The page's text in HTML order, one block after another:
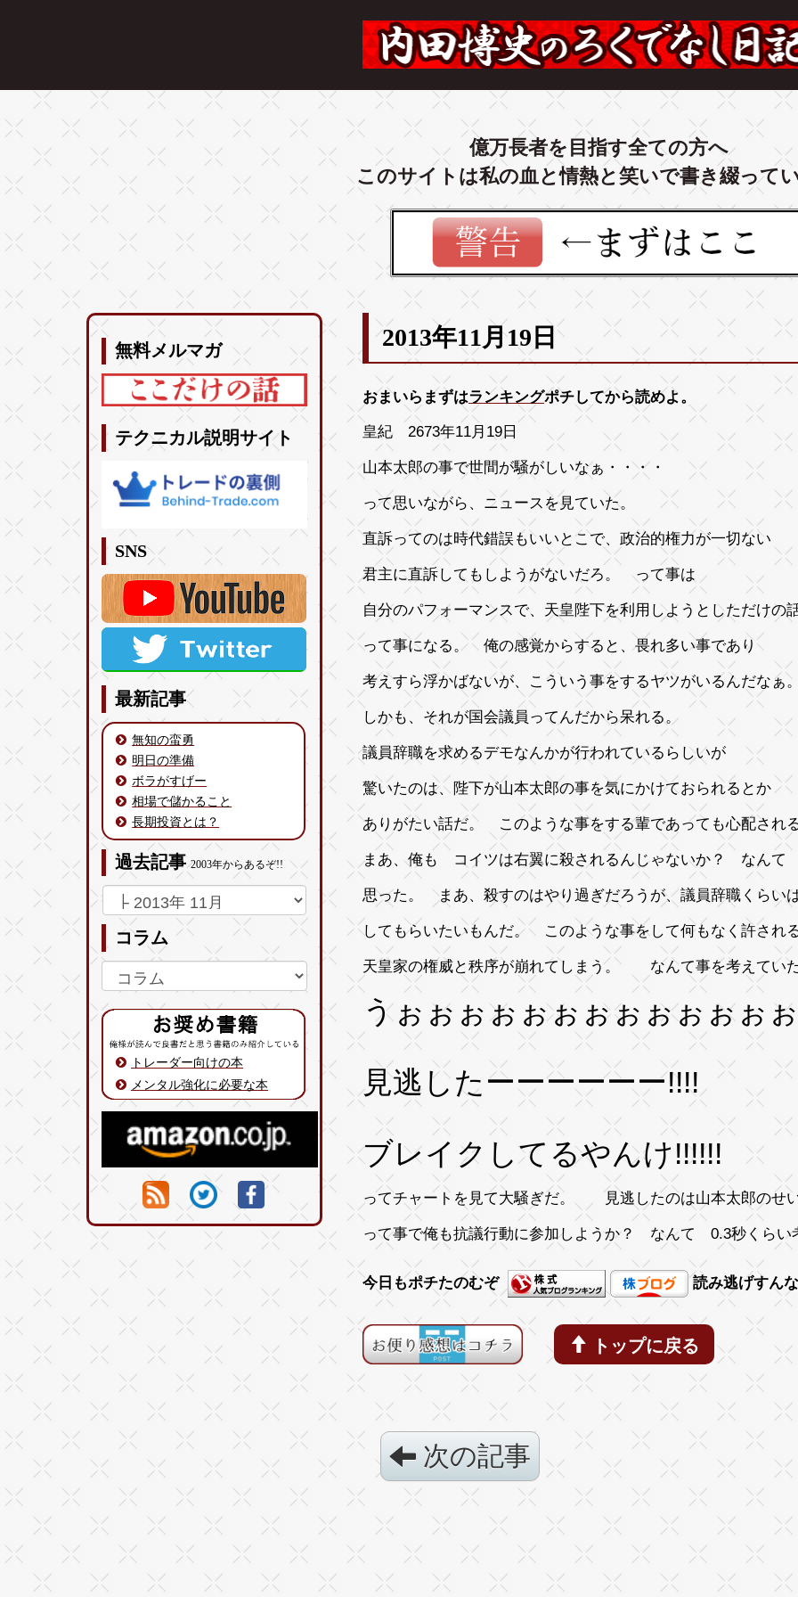
億万長者を目指す全ての方へ
このサイトは私の血と情熱と笑いで書き綴って
無料メルマガ
テクニカル説明サイト
SNS
最新記事
無知の蛮勇
明日の準備
ボラがすげー
相場で儲かること
長期投資とは？
過去記事2003年からあるぞ!!
コラム
トレーダー向けの本
メンタル強化に必要な本
2013年11月19日
おまいらまずはランキングポチしてから読めよ。
皇紀 2673年11月19日
山本太郎の事で世間が騒がしいなぁ・・・・
って思いながら、ニュースを見ていた。
直訴ってのは時代錯誤もいいとこで、政治的権力が一切ない
君主に直訴してもしようがないだろ。 って事は
自分のパフォーマンスで、天皇陛下を利用しようとしただけの
って事になる。 俺の感覚からすると、畏れ多い事であり
考えすら浮かばないが、こういう事をするヤツがいるんだなぁ
しかも、それが国会議員ってんだから呆れる。
議員辞職を求めるデモなんかが行われているらしいが
驚いたのは、陛下が山本太郎の事を気にかけておられるとか
ありがたい話だ。 このような事をする輩であっても心配され
まあ、俺も コイツは右翼に殺されるんじゃないか？ なんて
思った。 まあ、殺すのはやり過ぎだろうが、議員辞職くらい
してもらいたいもんだ。 このような事をして何もなく許され
天皇家の権威と秩序が崩れてしまう。 なんて事を考えてい
うぉぉぉぉぉぉぉぉぉぉぉ
見逃したーーーーーー!!!!
ブレイクしてるやんけ!!!!!!
ってチャートを見て大騒ぎだ。 見逃したのは山本太郎のせ
って事で俺も抗議行動に参加しようか？ なんて 0.3秒くらい
今日もポチたのむぞ 読み逃げすん
トップに戻る
次の記事